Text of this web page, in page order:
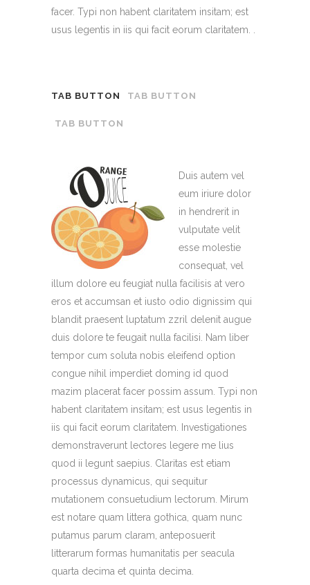
facer. Typi non habent claritatem insitam; est
usus legentis in iis qui facit eorum claritatem. .
TAB BUTTON TAB BUTTON
TAB BUTTON
Duis autem vel
eum iriure dolor
in hendrerit in
vulputate velit
esse molestie
consequat, vel
illum dolore eu feugiat nulla facilisis at vero
eros et accumsan et iusto odio dignissim qui
blandit praesent luptatum zzril delenit augue
duis dolore te feugait nulla facilisi. Nam liber
tempor cum soluta nobis eleifend option
congue nihil imperdiet doming id quod
mazim placerat facer possim assum. Typi non
habent claritatem insitam; est usus legentis in
iis qui facit eorum claritatem. Investigationes
demonstraverunt lectores legere me lius
quod ii legunt saepius. Claritas est etiam
processus dynamicus, qui sequitur
mutationem consuetudium lectorum. Mirum
est notare quam littera gothica, quam nunc
putamus parum claram, anteposuerit
litterarum formas humanitatis per seacula
quarta decima et quinta decima.